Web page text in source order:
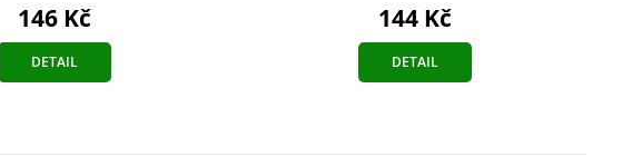
146 Kč
DETAIL
144 Kč
DETAIL